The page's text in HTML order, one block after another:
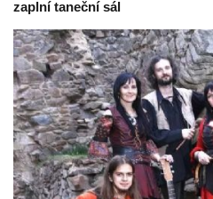
zaplní taneční sál